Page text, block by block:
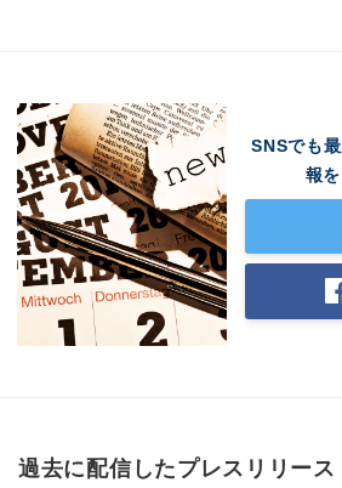
SNSでも
報
過去に配信したプレスリリース